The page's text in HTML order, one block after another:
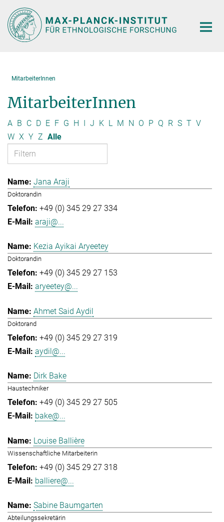
Hauptinhalt
MitarbeiterInnen
MitarbeiterInnen
A B C D E F G H I J K L M N O P Q R S T V
W X Y Z Alle
Jana Araji
Doktorandin
+49 (0) 345 29 27 334
araji@...
Kezia Ayikai Aryeetey
Doktorandin
+49 (0) 345 29 27 153
aryeetey@...
Ahmet Said Aydil
Doktorand
+49 (0) 345 29 27 319
aydil@...
Dirk Bake
Haustechniker
+49 (0) 345 29 27 505
bake@...
Louise Ballière
Wissenschaftliche Mitarbeiterin
+49 (0) 345 29 27 318
balliere@...
Sabine Baumgarten
Abteilungssekretärin